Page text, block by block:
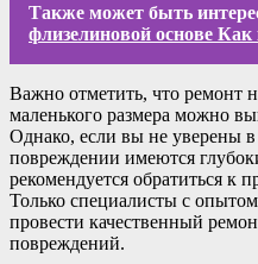
Также может быть
флизелиновой основе
Важно отметить, что ремонт
маленького размера можно
Однако, если вы не уверены
повреждении имеются
рекомендуется обратиться к
Только специалисты с
провести качественный
повреждений.